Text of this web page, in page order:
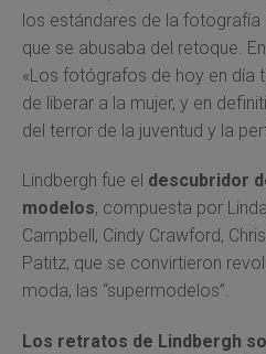
los estándares de la
que se abusaba del retoque.
«Los fotógrafos de hoy en día
de liberar a la mujer, y en
del terror de la juventud y la
Lindbergh fue el descubridor
modelos, compuesta por
Campbell, Cindy Crawford,
Patitz, que se convirtieron
moda, las “supermodelos”.
Los retratos de Lindbergh